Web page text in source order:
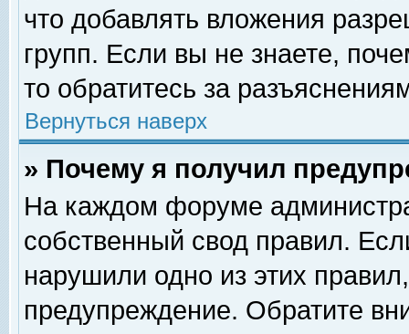
что добавлять вложения
групп. Если вы не знаете,
то обратитесь за
Вернуться наверх
» Почему я получил
На каждом форуме
собственный свод правил.
нарушили одно из этих
предупреждение. Обратите